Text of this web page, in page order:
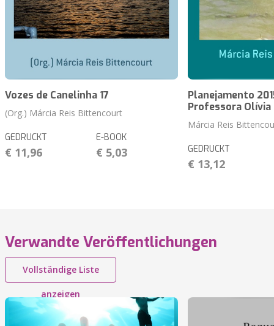
Vozes de Canelinha 17
(Org.) Márcia Reis Bittencourt
GEDRUCKT
€ 11,96
E-BOOK
€ 5,03
Planejamento
Professora Olívia
Márcia Reis
GEDRUCKT
€ 13,12
Verwandte Veröffentlichungen
Vollständige Liste
anzeigen